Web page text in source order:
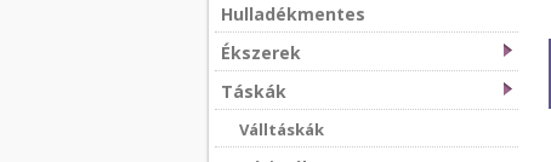
Hulladékmentes
Ékszerek
Táskák
Válltáskák